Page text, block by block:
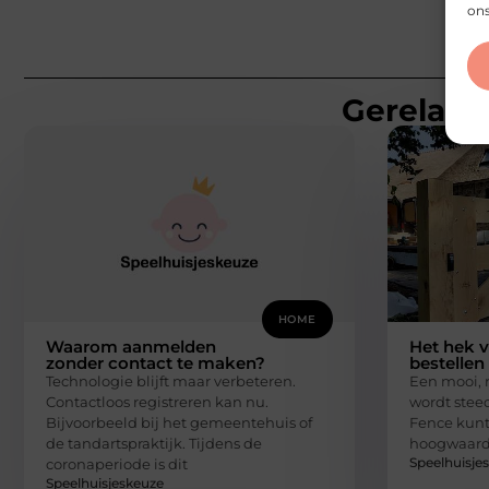
HOME
Waarom aanmelden
zonder contact te maken?
Technologie blijft maar verbeteren.
Contactloos registreren kan nu.
Bijvoorbeeld bij het gemeentehuis of
de tandartspraktijk. Tijdens de
coronaperiode is dit
Speelhuisjeskeuze
Het hek
bestellen
Een mooi,
wordt
Fence